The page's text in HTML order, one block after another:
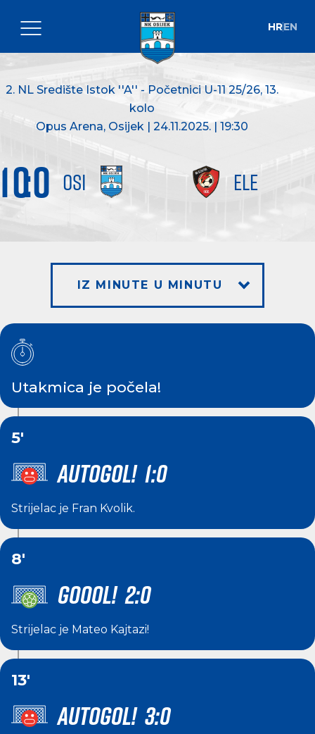
HREN
2. NL Središte Istok ''A'' - Početnici U-11 25/26, 13.
kolo
Opus Arena, Osijek | 24.11.2025. | 19:30
OSI ELE
10
:0
IZ MINUTE U MINUTU
Utakmica je počela!
5'
AUTOGOL! 1:0
Strijelac je Fran Kvolik.
8'
GOOOL! 2:0
Strijelac je Mateo Kajtazi!
13'
AUTOGOL! 3:0